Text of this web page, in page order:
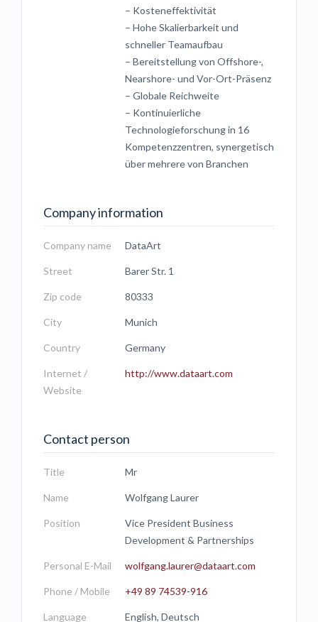
– Kosteneffektivität
– Hohe Skalierbarkeit und
schneller Teamaufbau
– Bereitstellung von Offshore-,
Nearshore- und Vor-Ort-Präsenz
– Globale Reichweite
– Kontinuierliche
Technologieforschung in 16
Kompetenzzentren, synergetisch
über mehrere von Branchen
Company information
Company name DataArt
Street Barer Str. 1
Zip code 80333
City Munich
Country Germany
Internet /
Website
http://www.dataart.com
Contact person
Title Mr
Name Wolfgang Laurer
Position
Vice President Business
Development & Partnerships
Personal E-Mail wolfgang.laurer@dataart.com
Phone / Mobile +49 89 74539-916
Language English, Deutsch